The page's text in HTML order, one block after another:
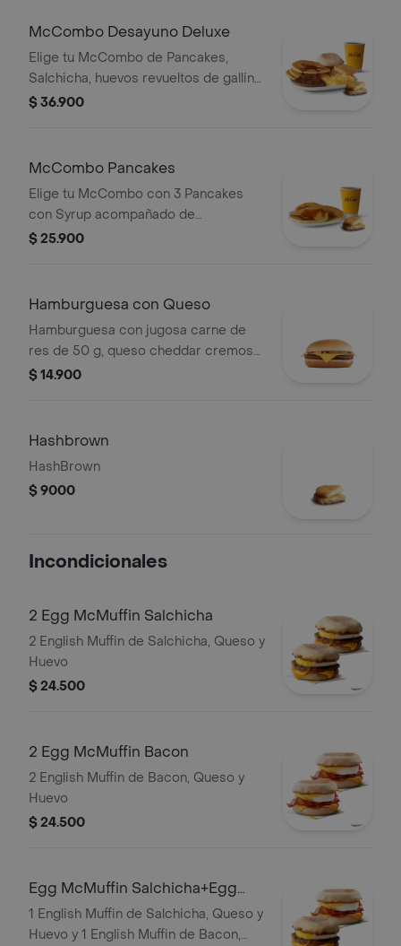
Certificación Rainforest Alliance.
McCombo Desayuno Deluxe
Elige tu McCombo de Pancakes,
Salchicha, huevos revueltos de gallina
libre de jaula, HashBrown y un English
Certifiación Rainforest Alliance.
$ 36.900
McCombo Pancakes
Elige tu McCombo con 3 Pancakes
con Syrup acompañado de
HashBrown y café mediano 100%
$ 25.900
Hamburguesa con Queso
Hamburguesa con jugosa carne de
res de 50 g, queso cheddar cremoso,
cebolla, pepinillos, salsa de tomate y
$ 14.900
Hashbrown
HashBrown
$ 9000
Incondicionales
2 Egg McMuffin Salchicha
2 English Muffin de Salchicha, Queso y
Huevo
$ 24.500
2 Egg McMuffin Bacon
2 English Muffin de Bacon, Queso y
Huevo
$ 24.500
Egg McMuffin Salchicha+Egg
McMuffin Bacon
1 English Muffin de Salchicha, Queso y
Huevo y 1 English Muffin de Bacon,